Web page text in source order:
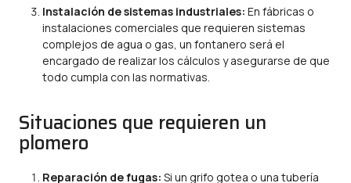
Instalación de sistemas industriales: En fábricas o
instalaciones comerciales que requieren sistemas
complejos de agua o gas, un fontanero será el
encargado de realizar los cálculos y asegurarse de que
todo cumpla con las normativas.
Situaciones que requieren un
plomero
Reparación de fugas: Si un grifo gotea o una tubería